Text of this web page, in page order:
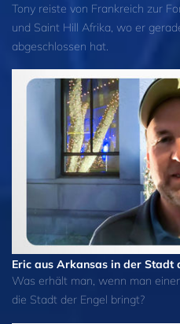
Tony reiste von Frankreich zur
und Saint Hill Afrika, wo er
abgeschlossen hat.
Eric aus Arkansas in der Stadt
Was erhält man, wenn man
die Stadt der Engel bringt?